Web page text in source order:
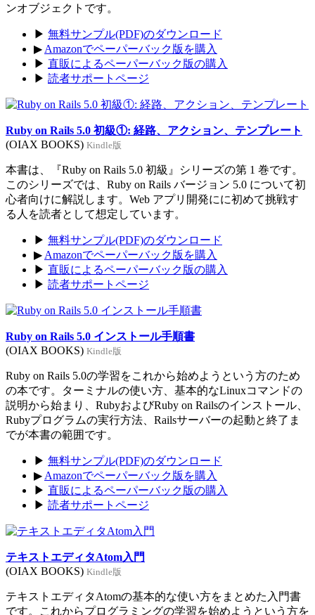
ンオブジェクトです。
▶ 無料サンプル(PDF)のダウンロード
▶ Amazonでペーパーバック版を購入
▶ 直販によるペーパーバック版の購入
▶ 読者サポートページ
Ruby on Rails 5.0 初級①: 経路、アクション、テンプレート
(OIAX BOOKS) Kindle版
本書は、『Ruby on Rails 5.0 初級』シリーズの第 1 巻です。
このシリーズでは、Ruby on Rails バージョン 5.0 について初
心者向けに解説します。Web アプリ開発にに初めて挑戦す
る人を読者として想定しています。
▶ 無料サンプル(PDF)のダウンロード
▶ Amazonでペーパーバック版を購入
▶ 直販によるペーパーバック版の購入
▶ 読者サポートページ
Ruby on Rails 5.0 インストール手順書
(OIAX BOOKS) Kindle版
Ruby on Rails 5.0の学習をこれから始めようという方のため
の本です。ターミナルの使い方、基本的なLinuxコマンドの
説明から始まり、RubyおよびRuby on Railsのインストール、
Rubyプログラムの実行方法、Railsサーバーの起動と終了ま
でが本書の範囲です。
▶ 無料サンプル(PDF)のダウンロード
▶ Amazonでペーパーバック版を購入
▶ 直販によるペーパーバック版の購入
▶ 読者サポートページ
テキストエディタAtom入門
(OIAX BOOKS) Kindle版
テキストエディタAtomの基本的な使い方をまとめた入門書
です。これからプログラミングの学習を始めようという方を